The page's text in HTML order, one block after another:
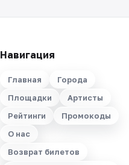
Навигация
Главная
Города
Площадки
Артисты
Рейтинги
Промокоды
О нас
Возврат билетов